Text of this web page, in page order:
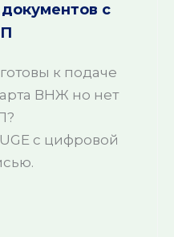
с
к подаче
ВНЖ но нет
с цифровой